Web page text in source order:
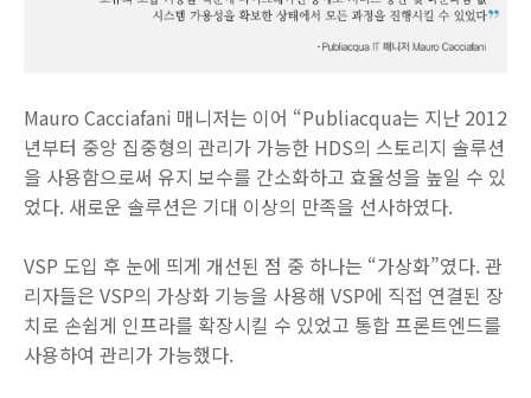
Mauro Cacciafani 매니저는 이어 “Publiacqua는 지난 2012
년부터 중앙 집중형의 관리가 가능한 HDS의 스토리지 솔루션
을 사용함으로써 유지 보수를 간소화하고 효율성을 높일 수 있
었다. 새로운 솔루션은 기대 이상의 만족을 선사하였다.
VSP 도입 후 눈에 띄게 개선된 점 중 하나는 “가상화”였다. 관
리자들은 VSP의 가상화 기능을 사용해 VSP에 직접 연결된 장
치로 손쉽게 인프라를 확장시킬 수 있었고 통합 프론트엔드를
사용하여 관리가 가능했다.